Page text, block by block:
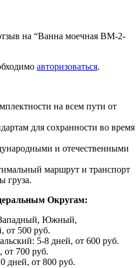
на “Ванна моечная ВМ-2-
авторизоваться.
на всем пути от
для сохранности во время
и отечественными
маршрут и транспорт
груза.
Округам:
Южный,
от 500 руб.
5-8 дней, от 600 руб.
700 руб.
дней, от 800 руб.